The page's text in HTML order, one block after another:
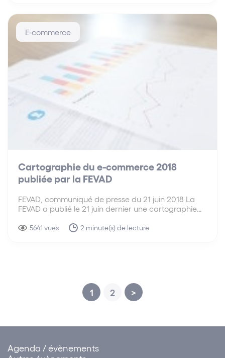
E-commerce
Cartographie du e-commerce 2018
publiée par la FEVAD
FEVAD, communiqué de presse du 21 juin 2018 La
FEVAD a publié le 21 juin dernier une cartographie
3e marché en ligne d’Europe après le Royaume-Uni
5641 vues 2 minute(s) de lecture
1 2 >
Agenda / évènements